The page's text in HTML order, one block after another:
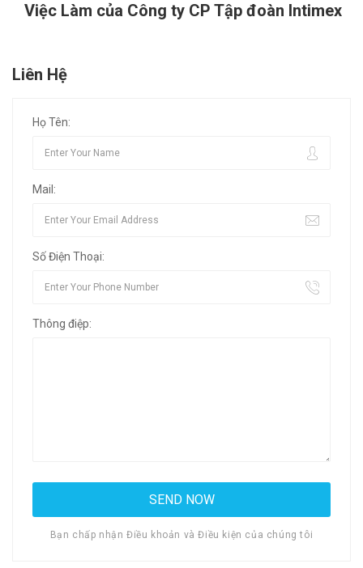
Việc Làm của Công ty CP Tập đoàn Intimex
Liên Hệ
Họ Tên:
Mail:
Số Điện Thoại:
Thông điệp:
Bạn chấp nhận Điều khoản và Điều kiện của chúng tôi